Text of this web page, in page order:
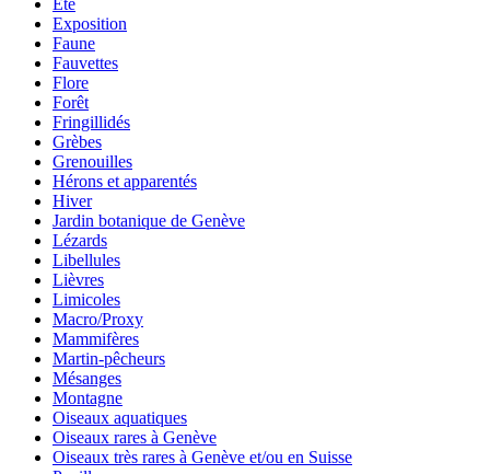
Été
Exposition
Faune
Fauvettes
Flore
Forêt
Fringillidés
Grèbes
Grenouilles
Hérons et apparentés
Hiver
Jardin botanique de Genève
Lézards
Libellules
Lièvres
Limicoles
Macro/Proxy
Mammifères
Martin-pêcheurs
Mésanges
Montagne
Oiseaux aquatiques
Oiseaux rares à Genève
Oiseaux très rares à Genève et/ou en Suisse